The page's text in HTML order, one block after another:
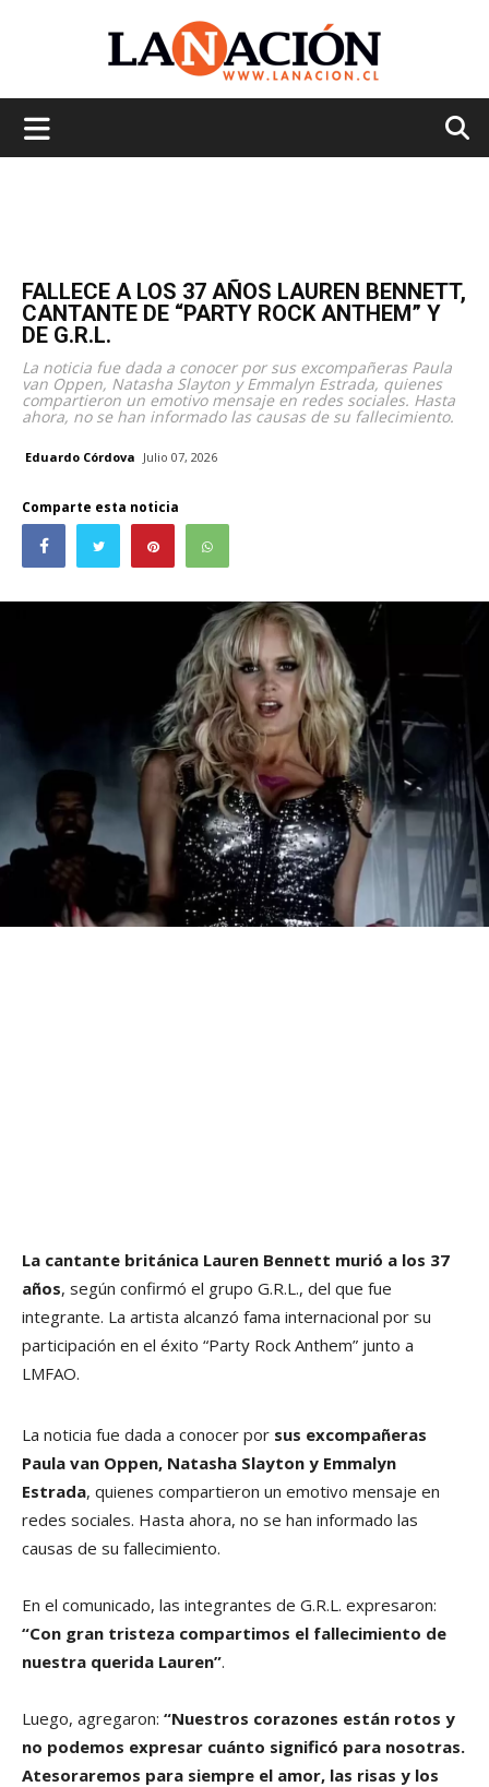
FALLECE A LOS 37 AÑOS LAUREN BENNETT,
CANTANTE DE “PARTY ROCK ANTHEM” Y
DE G.R.L.
La noticia fue dada a conocer por sus excompañeras Paula
van Oppen, Natasha Slayton y Emmalyn Estrada, quienes
compartieron un emotivo mensaje en redes sociales. Hasta
ahora, no se han informado las causas de su fallecimiento.
Eduardo Córdova Julio 07, 2026
Comparte esta noticia
La cantante británica Lauren Bennett murió a los 37
años, según confirmó el grupo G.R.L., del que fue
integrante. La artista alcanzó fama internacional por su
participación en el éxito “Party Rock Anthem” junto a
LMFAO.
La noticia fue dada a conocer por sus excompañeras
Paula van Oppen, Natasha Slayton y Emmalyn
Estrada, quienes compartieron un emotivo mensaje en
redes sociales. Hasta ahora, no se han informado las
causas de su fallecimiento.
En el comunicado, las integrantes de G.R.L. expresaron:
“Con gran tristeza compartimos el fallecimiento de
nuestra querida Lauren”.
Luego, agregaron: “Nuestros corazones están rotos y
no podemos expresar cuánto significó para nosotras.
Atesoraremos para siempre el amor, las risas y los